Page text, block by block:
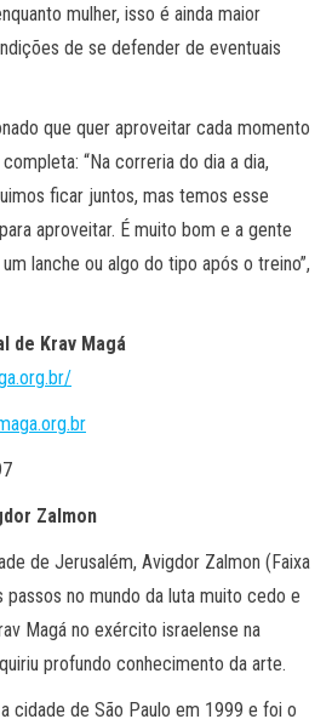
mulher, isso é ainda maior
de se defender de eventuais
que quer aproveitar cada momento
“Na correria do dia a dia,
ficar juntos, mas temos esse
aproveitar. É muito bom e a gente
lanche ou algo do tipo após o treino”,
de Krav Magá
Zalmon
de Jerusalém, Avigdor Zalmon (Faixa
passos no mundo da luta muito cedo e
Magá no exército israelense na
profundo conhecimento da arte.
cidade de São Paulo em 1999 e foi o